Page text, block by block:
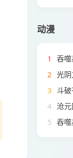
动漫
1
吞
2 光
3 斗
4 沧元
5 吞